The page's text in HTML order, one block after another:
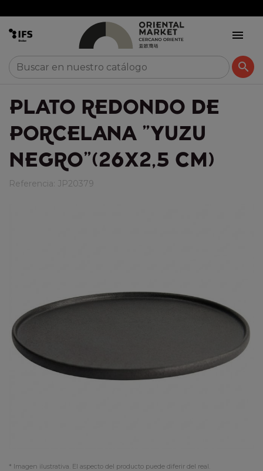


PLATO REDONDO DE
PORCELANA "YUZU
NEGRO"(26X2,5 CM)
Referencia: JP20379
* Imagen ilustrativa. El aspecto del producto puede diferir del real.